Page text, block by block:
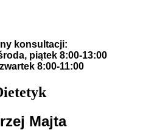
konsultacji:
piątek 8:00-13:00
8:00-11:00
Majta